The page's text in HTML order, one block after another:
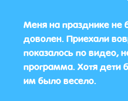
Меня на празднике не
доволен. Приехали
показалось по видео,
программа. Хотя дети
им было весело.